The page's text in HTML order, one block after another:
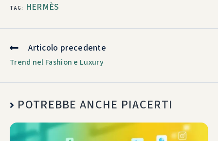
TAG : HERMÈS
Articolo precedente
Trend nel Fashion e Luxury
POTREBBE ANCHE PIACERTI